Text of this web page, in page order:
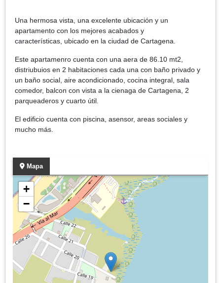
Una hermosa vista, una excelente ubicación y un
apartamento con los mejores acabados y
características, ubicado en la ciudad de Cartagena.
Este apartamenro cuenta con una aera de 86.10 mt2,
distriubuios en 2 habitaciones cada una con baño privado y
un baño social, aire acondicionado, cocina integral, sala
comedor, balcon con vista a la cienaga de Cartagena, 2
parqueaderos y cuarto útil.
El edificio cuenta con piscina, asensor, areas sociales y
mucho más.
Mapa
+
−